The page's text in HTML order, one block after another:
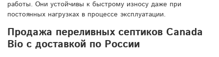
работы. Они устойчивы к быстрому износу даже при
постоянных нагрузках в процессе эксплуатации.
Продажа переливных септиков Canada
Bio с доставкой по России